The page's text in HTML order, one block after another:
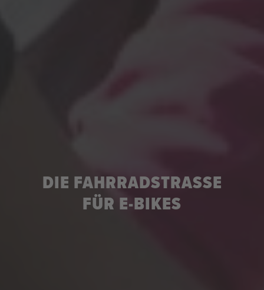
DIE FAHRRADSTRASSE F
ÜR E-BIKES